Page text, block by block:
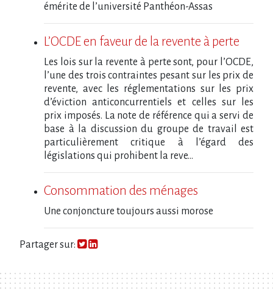
émérite de l’université Panthéon-Assas
L’OCDE en faveur de la revente à perte
Les lois sur la revente à perte sont, pour l’OCDE,
l’une des trois contraintes pesant sur les prix de
revente, avec les réglementations sur les prix
d’éviction anticoncurrentiels et celles sur les
prix imposés. La note de référence qui a servi de
base à la discussion du groupe de travail est
particulièrement critique à l’égard des
législations qui prohibent la reve...
Consommation des ménages
Une conjoncture toujours aussi morose
Partager sur: